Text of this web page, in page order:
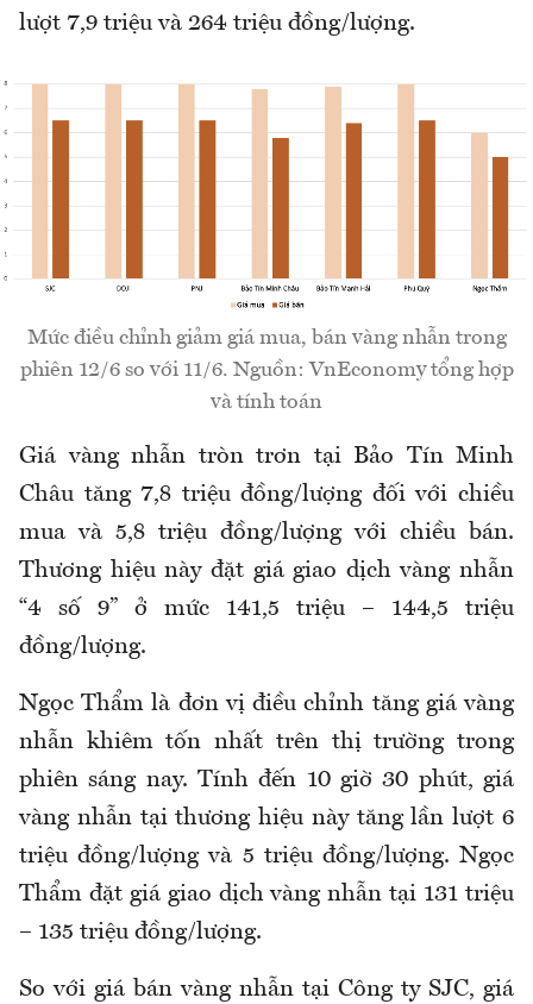
lượt 7,9 triệu và 264 triệu đồng/lượng.
Mức điều chỉnh giảm giá mua, bán vàng nhẫn trong
phiên 12/6 so với 11/6. Nguồn: VnEconomy tổng hợp
và tính toán
Giá vàng nhẫn tròn trơn tại Bảo Tín Minh
Châu tăng 7,8 triệu đồng/lượng đối với chiều
mua và 5,8 triệu đồng/lượng với chiều bán.
Thương hiệu này đặt giá giao dịch vàng nhẫn
“4 số 9” ở mức 141,5 triệu – 144,5 triệu
đồng/lượng.
Ngọc Thẩm là đơn vị điều chỉnh tăng giá vàng
nhẫn khiêm tốn nhất trên thị trường trong
phiên sáng nay. Tính đến 10 giờ 30 phút, giá
vàng nhẫn tại thương hiệu này tăng lần lượt 6
triệu đồng/lượng và 5 triệu đồng/lượng. Ngọc
Thẩm đặt giá giao dịch vàng nhẫn tại 131 triệu
– 135 triệu đồng/lượng.
So với giá bán vàng nhẫn tại Công ty SJC, giá